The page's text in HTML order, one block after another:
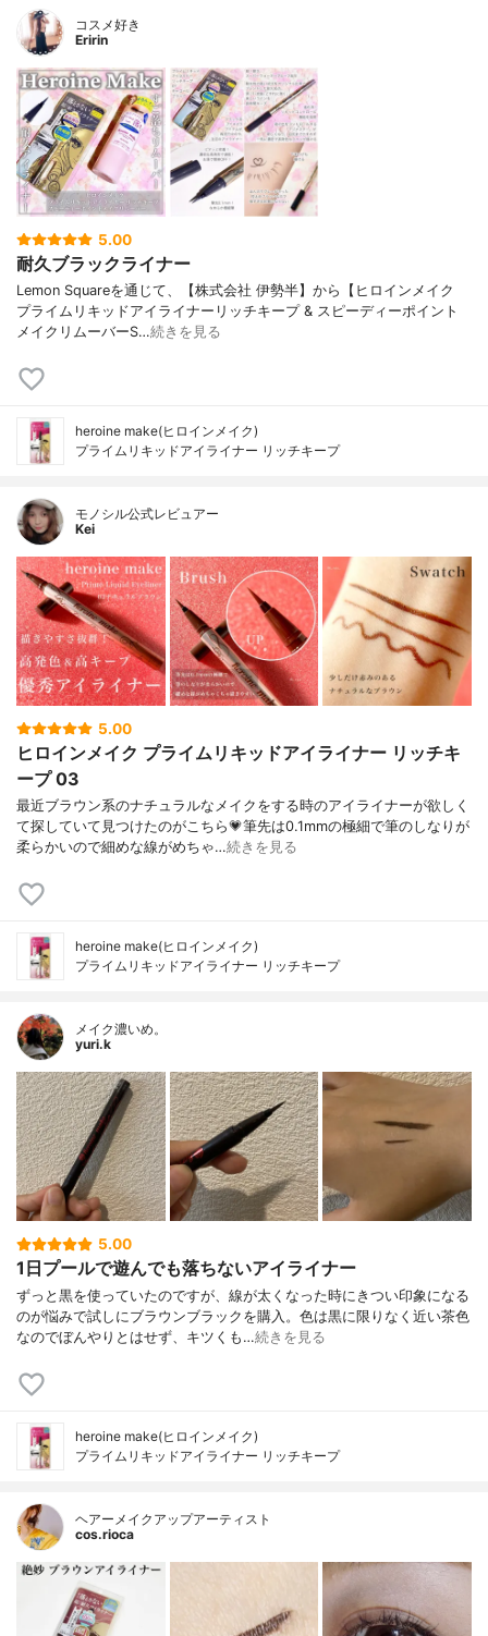
コスメ好き
Eririn
5.00
耐久ブラックライナー
Lemon Squareを通じて、【株式会社 伊勢半】から【ヒロインメイク
プライムリキッドアイライナーリッチキープ & スピーディーポイント
メイクリムーバーS…続きを見る
heroine make(ヒロインメイク)
プライムリキッドアイライナー リッチキープ
モノシル公式レビュアー
Kei
5.00
ヒロインメイク プライムリキッドアイライナー リッチキ
ープ 03
最近ブラウン系のナチュラルなメイクをする時のアイライナーが欲しく
て探していて見つけたのがこちら💗筆先は0.1mmの極細で筆のしなりが
柔らかいので細めな線がめちゃ…続きを見る
heroine make(ヒロインメイク)
プライムリキッドアイライナー リッチキープ
メイク濃いめ。
yuri.k
5.00
1日プールで遊んでも落ちないアイライナー
ずっと黒を使っていたのですが、線が太くなった時にきつい印象になる
のが悩みで試しにブラウンブラックを購入。色は黒に限りなく近い茶色
なのでぼんやりとはせず、キツくも…続きを見る
heroine make(ヒロインメイク)
プライムリキッドアイライナー リッチキープ
ヘアーメイクアップアーティスト
cos.rioca